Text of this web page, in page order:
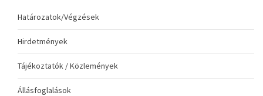
Határozatok/Végzések
Hirdetmények
Tájékoztatók / Közlemények
Állásfoglalások